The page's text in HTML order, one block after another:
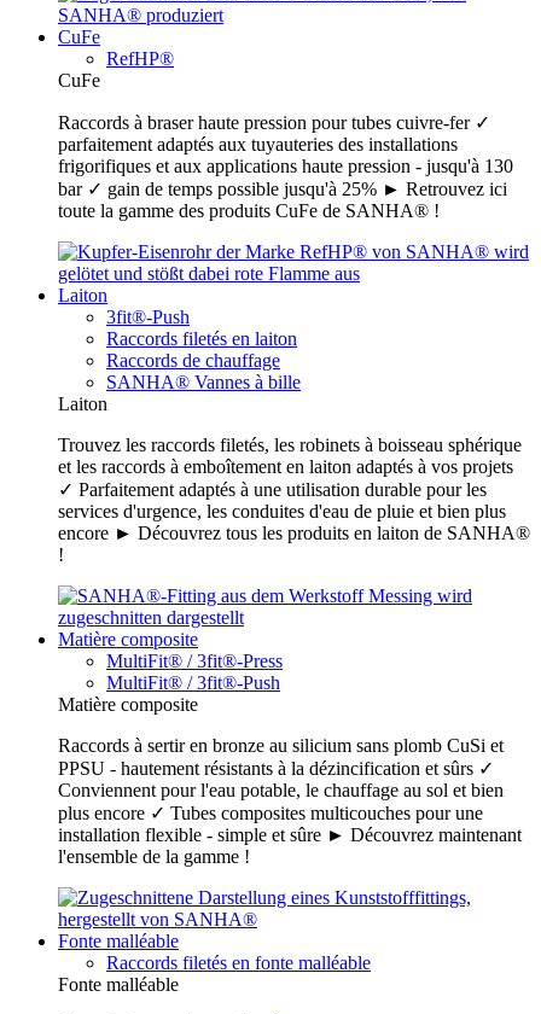
CuFe
RefHP®
CuFe
Raccords à braser haute pression pour tubes cuivre-fer ✓
parfaitement adaptés aux tuyauteries des installations
frigorifiques et aux applications haute pression - jusqu'à 130
bar ✓ gain de temps possible jusqu'à 25% ► Retrouvez ici
toute la gamme des produits CuFe de SANHA® !
Laiton
3fit®-Push
Raccords filetés en laiton
Raccords de chauffage
SANHA® Vannes à bille
Laiton
Trouvez les raccords filetés, les robinets à boisseau sphérique
et les raccords à emboîtement en laiton adaptés à vos projets
✓ Parfaitement adaptés à une utilisation durable pour les
services d'urgence, les conduites d'eau de pluie et bien plus
encore ► Découvrez tous les produits en laiton de SANHA®
!
Matière composite
MultiFit® / 3fit®-Press
MultiFit® / 3fit®-Push
Matière composite
Raccords à sertir en bronze au silicium sans plomb CuSi et
PPSU - hautement résistants à la dézincification et sûrs ✓
Conviennent pour l'eau potable, le chauffage au sol et bien
plus encore ✓ Tubes composites multicouches pour une
installation flexible - simple et sûre ► Découvrez maintenant
l'ensemble de la gamme !
Fonte malléable
Raccords filetés en fonte malléable
Fonte malléable